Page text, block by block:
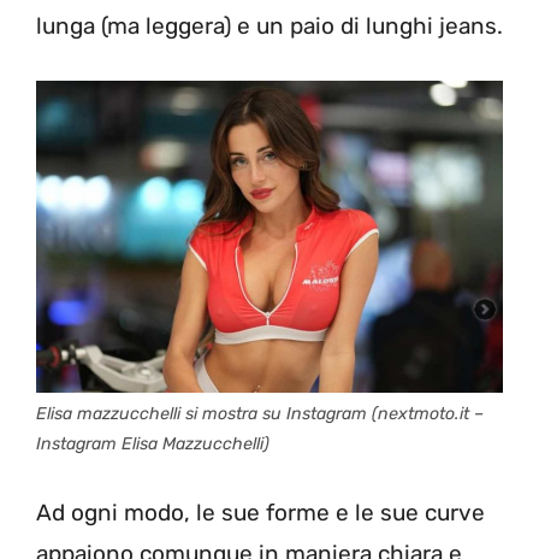
lunga (ma leggera) e un paio di lunghi jeans.
Elisa mazzucchelli si mostra su Instagram (nextmoto.it –
Instagram Elisa Mazzucchelli)
Ad ogni modo, le sue forme e le sue curve